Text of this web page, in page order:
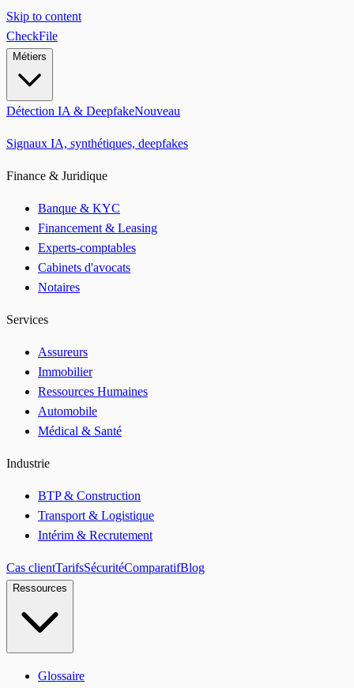
Skip to content
CheckFile
Métiers
Détection IA & DeepfakeNouveau
Signaux IA, synthétiques, deepfakes
Finance & Juridique
Banque & KYC
Financement & Leasing
Experts-comptables
Cabinets d'avocats
Notaires
Services
Assureurs
Immobilier
Ressources Humaines
Automobile
Médical & Santé
Industrie
BTP & Construction
Transport & Logistique
Intérim & Recrutement
Cas clientTarifsSécuritéComparatifBlog
Ressources
Glossaire